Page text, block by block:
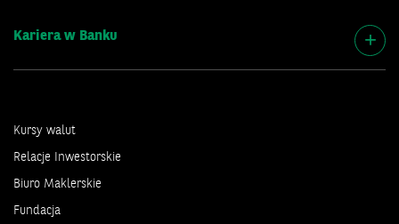
Kursy walut
Relacje Inwestorskie
Biuro Maklerskie
Fundacja
Kariera w Banku